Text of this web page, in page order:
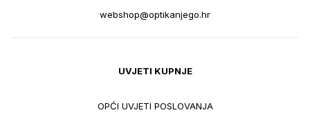
webshop@optikanjego.hr
UVJETI KUPNJE
OPĆI UVJETI POSLOVANJA